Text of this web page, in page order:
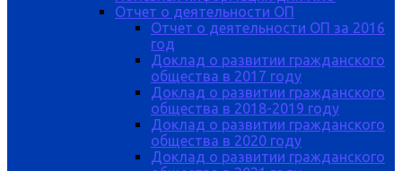
Отчет о деятельности ОП
Отчет о деятельности ОП за 2016
год
Доклад о развитии гражданского
общества в 2017 году
Доклад о развитии гражданского
общества в 2018-2019 году
Доклад о развитии гражданского
общества в 2020 году
Доклад о развитии гражданского